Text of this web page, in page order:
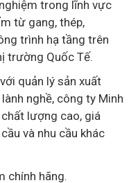
trong lĩnh vực
từ gang, thép,
trình hạ tầng trên
trường Quốc Tế.
quản lý sản xuất
nghề, công ty Minh
lượng cao, giá
và nhu cầu khác
chính hãng.